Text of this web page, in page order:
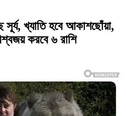
খ্যাতি হবে আকাশছোঁয়া,
করবে ৬ রাশি